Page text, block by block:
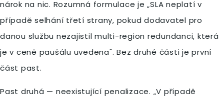
nárok na nic. Rozumná formulace je „SLA neplatí v
případě selhání třetí strany, pokud dodavatel pro
danou službu nezajistil multi-region redundanci, která
je v ceně paušálu uvedena". Bez druhé části je první
část past.
Past druhá — neexistující penalizace. „V případě